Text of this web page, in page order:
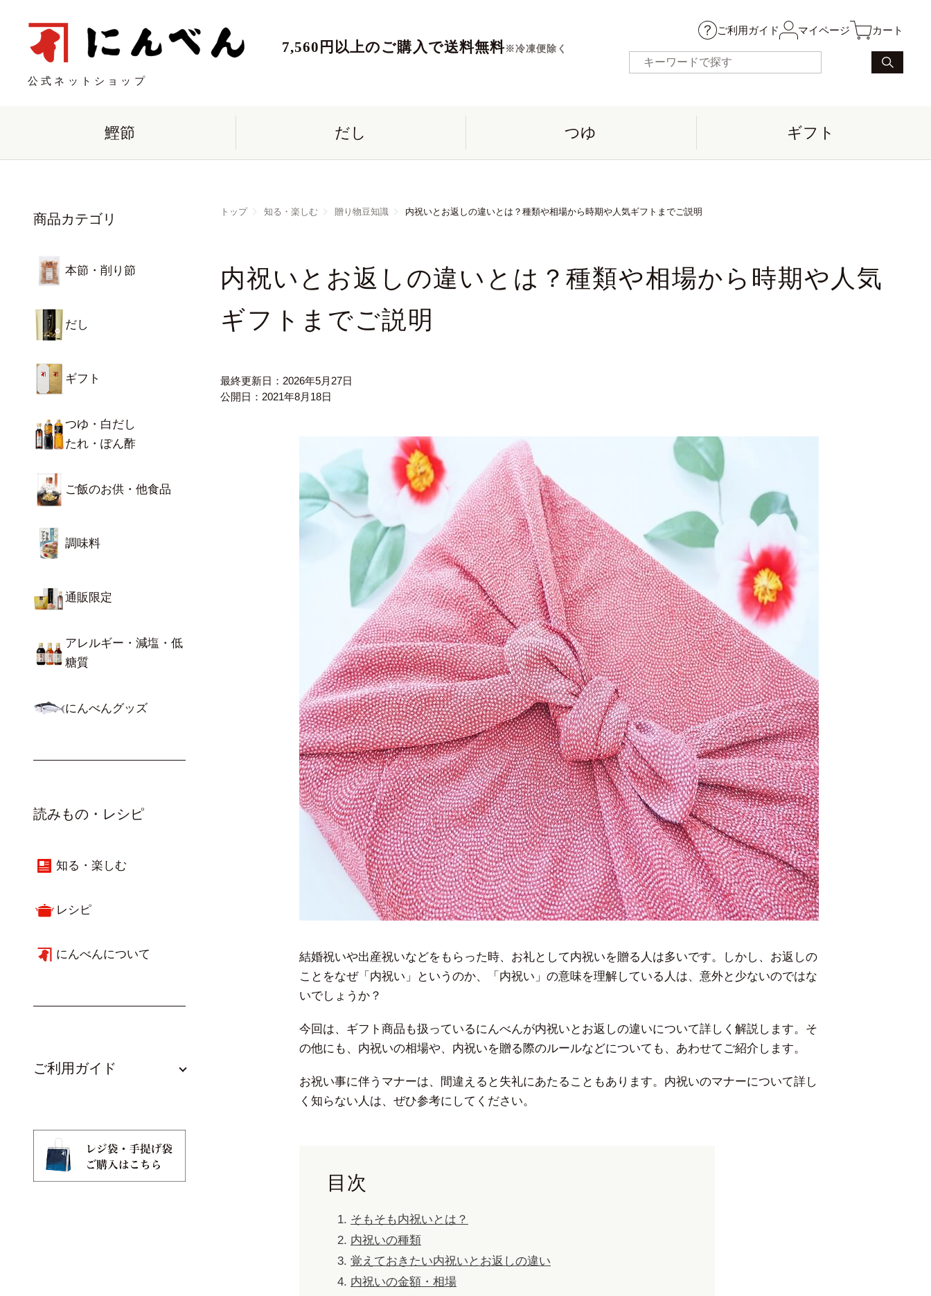
7,560円以上のご購入で送料無料※冷凍便除く
公式ネットショップ
ご利用ガイド マイページ カート
鰹節 だし つゆ ギフト
商品カテゴリ
本節・削り節
だし
ギフト
つゆ・白だし
たれ・ぽん酢
ご飯のお供・他食品
調味料
通販限定
アレルギー・減塩・低
糖質
にんべんグッズ
読みもの・レシピ
知る・楽しむ
レシピ
にんべんについて
ご利用ガイド
トップ 知る・楽しむ 贈り物豆知識 内祝いとお返しの違いとは？種類や相場から時期や人気ギフトまでご説明
内祝いとお返しの違いとは？種類や相場から時期や人気
ギフトまでご説明
最終更新日： 2026年5月27日
公開日： 2021年8月18日
結婚祝いや出産祝いなどをもらった時、お礼として内祝いを贈る人は多いです。しかし、お返しの
ことをなぜ「内祝い」というのか、「内祝い」の意味を理解している人は、意外と少ないのではな
いでしょうか？
今回は、ギフト商品も扱っているにんべんが内祝いとお返しの違いについて詳しく解説します。そ
の他にも、内祝いの相場や、内祝いを贈る際のルールなどについても、あわせてご紹介します。
お祝い事に伴うマナーは、間違えると失礼にあたることもあります。内祝いのマナーについて詳し
く知らない人は、ぜひ参考にしてください。
目次
そもそも内祝いとは？
内祝いの種類
覚えておきたい内祝いとお返しの違い
内祝いの金額・相場